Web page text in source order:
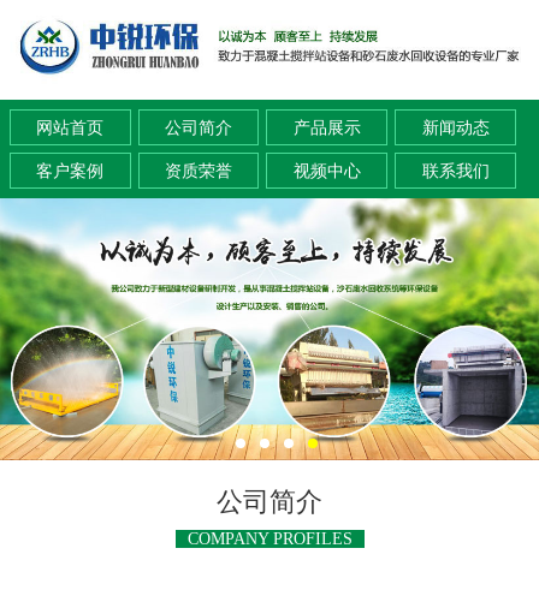
网站首页 公司简介 产品展示 新闻动态
客户案例 资质荣誉 视频中心 联系我们
公司简介
COMPANY PROFILES